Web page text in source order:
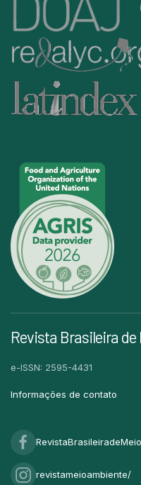
Revista Brasileira
e-ISSN: 2595-4431
Informações de contato
revistameioambiente/